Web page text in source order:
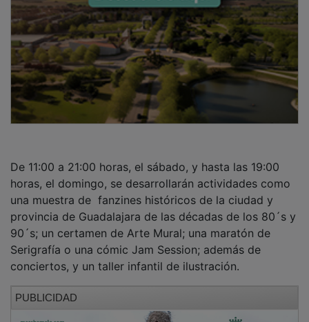
horas, el domingo, se desarrollarán actividades como
una muestra de fanzines históricos de la ciudad y
provincia de Guadalajara de las décadas de los 80´s y
90´s; un certamen de Arte Mural; una maratón de
Serigrafía o una cómic Jam Session; además de
conciertos, y un taller infantil de ilustración.